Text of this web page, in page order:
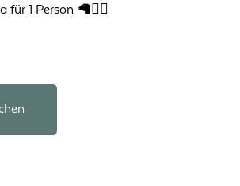
für 1 Person 🦙🚶‍♀️